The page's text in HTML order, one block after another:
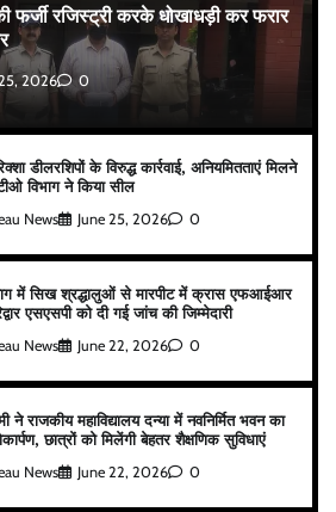
फर्जी रजिस्ट्री करके धोखाधड़ी कर फरार
2026 0
डीलरशिपों के विरुद्ध कार्रवाई, अनियमितताएं मिलने
विभाग ने किया सील
News June 25, 2026 0
में सिख श्रद्धालुओं से मारपीट में क्रास एफआईआर
एसएसपी को दी गई जांच की जिम्मेदारी
News June 22, 2026 0
ने राजकीय महाविद्यालय दन्या में नवनिर्मित भवन का
छात्रों को मिलेंगी बेहतर शैक्षणिक सुविधाएं
News June 22, 2026 0